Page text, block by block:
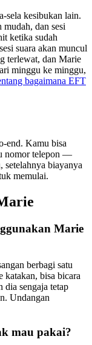
sela kesibukan lain.
dan sesi
ketika sudah
suara akan muncul
terlewat, dan Marie
minggu ke minggu,
bagaimana EFT
end. Kamu bisa
nomor telepon —
setelahnya biayanya
memulai.
Marie
berbagi satu
katakan, bisa bicara
dia sengaja tetap
Undangan
mau pakai?